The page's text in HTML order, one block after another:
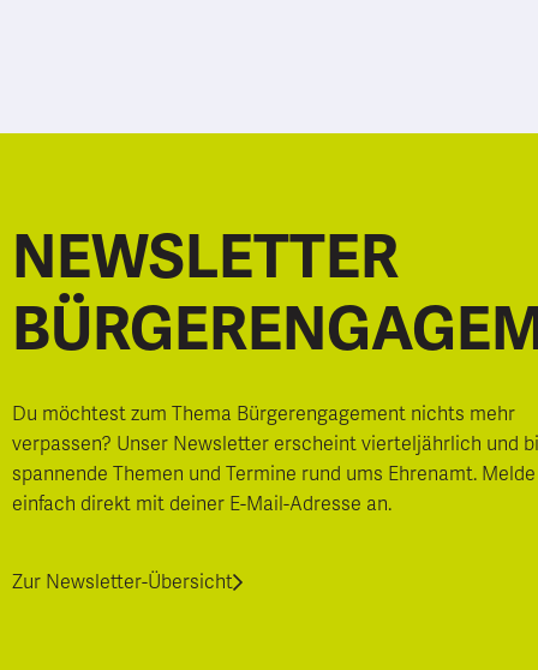
NEWSLETTER
Du möchtest zum Thema Bürgerengagement nichts mehr
verpassen? Unser Newsletter erscheint vierteljährlich und
spannende Themen und Termine rund ums Ehrenamt.
einfach direkt mit deiner E-Mail-Adresse an.
Zur Newsletter-Übersicht